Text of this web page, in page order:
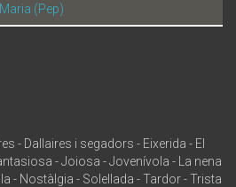
Maria (Pep)
- Dallaires i segadors - Eixerida - El
- Joiosa - Jovenívola - La nena
- Nostàlgia - Solellada - Tardor - Trista